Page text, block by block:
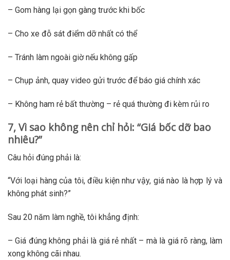
– Gom hàng lại gọn gàng trước khi bốc
– Cho xe đỗ sát điểm dỡ nhất có thể
– Tránh làm ngoài giờ nếu không gấp
– Chụp ảnh, quay video gửi trước để báo giá chính xác
– Không ham rẻ bất thường – rẻ quá thường đi kèm rủi ro
7, Vì sao không nên chỉ hỏi: “Giá bốc dỡ bao
nhiêu?”
Câu hỏi đúng phải là:
“Với loại hàng của tôi, điều kiện như vậy, giá nào là hợp lý và
không phát sinh?”
Sau 20 năm làm nghề, tôi khẳng định:
– Giá đúng không phải là giá rẻ nhất – mà là giá rõ ràng, làm
xong không cãi nhau.